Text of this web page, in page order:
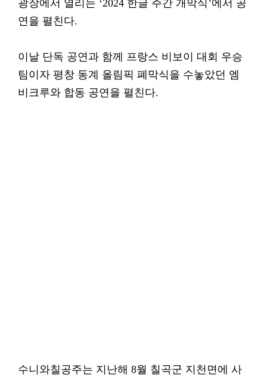
광장에서 열리는 ‘2024 한글 주간 개막식’에서 공
연을 펼친다.
이날 단독 공연과 함께 프랑스 비보이 대회 우승
팀이자 평창 동계 올림픽 폐막식을 수놓았던 엠
비크루와 합동 공연을 펼친다.
수니와칠공주는 지난해 8월 칠곡군 지천면에 사